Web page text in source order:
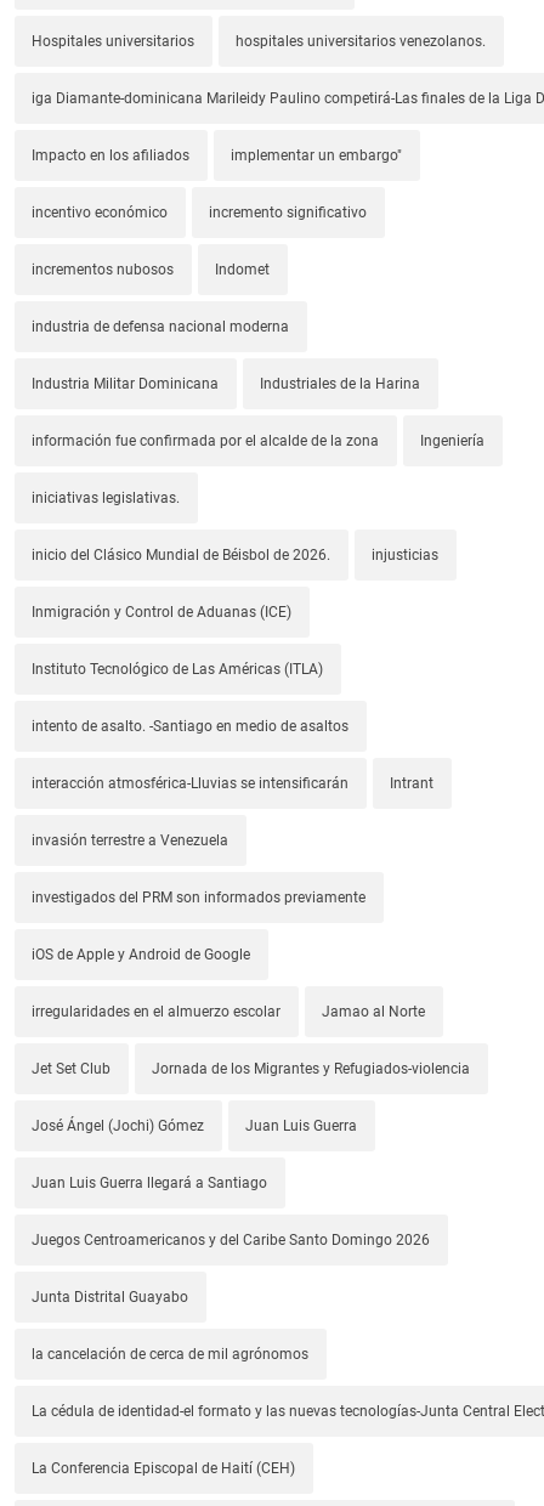
Hospitales universitarios hospitales universitarios venezolanos.
iga Diamante-dominicana Marileidy Paulino competirá-Las finales de la Liga
Impacto en los afiliados implementar un embargo"
incentivo económico incremento significativo
incrementos nubosos Indomet
industria de defensa nacional moderna
Industria Militar Dominicana Industriales de la Harina
información fue confirmada por el alcalde de la zona Ingeniería
iniciativas legislativas.
inicio del Clásico Mundial de Béisbol de 2026. injusticias
Inmigración y Control de Aduanas (ICE)
Instituto Tecnológico de Las Américas (ITLA)
intento de asalto. -Santiago en medio de asaltos
interacción atmosférica-Lluvias se intensificarán Intrant
invasión terrestre a Venezuela
investigados del PRM son informados previamente
iOS de Apple y Android de Google
irregularidades en el almuerzo escolar Jamao al Norte
Jet Set Club Jornada de los Migrantes y Refugiados-violencia
José Ángel (Jochi) Gómez Juan Luis Guerra
Juan Luis Guerra llegará a Santiago
Juegos Centroamericanos y del Caribe Santo Domingo 2026
Junta Distrital Guayabo
la cancelación de cerca de mil agrónomos
La cédula de identidad-el formato y las nuevas tecnologías-Junta Central
La Conferencia Episcopal de Haití (CEH)